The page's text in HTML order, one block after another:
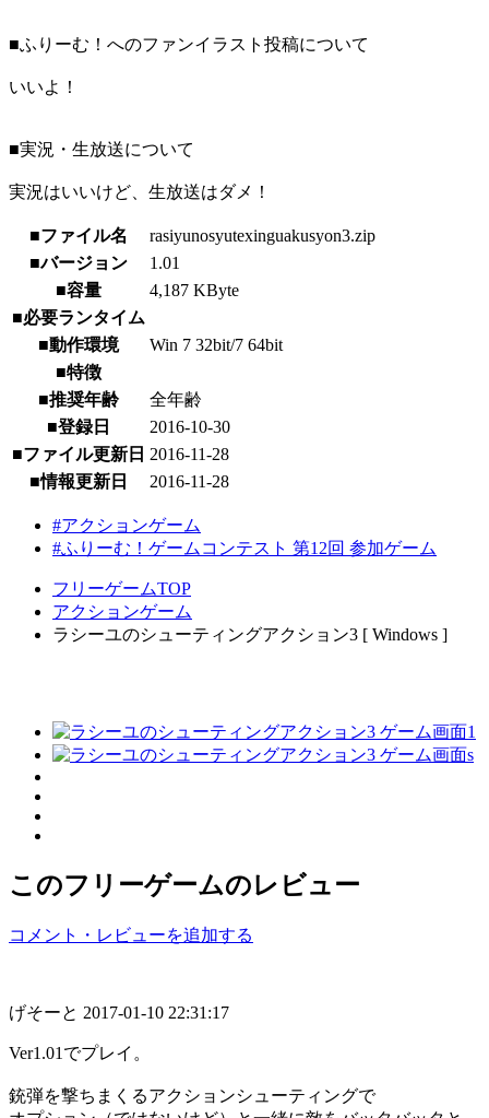
■ふりーむ！へのファンイラスト投稿について
いいよ！
■実況・生放送について
実況はいいけど、生放送はダメ！
■ファイル名
rasiyunosyutexinguakusyon3.zip
■バージョン
1.01
■容量
4,187 KByte
■必要ランタイム
■動作環境
Win 7 32bit/7 64bit
■特徴
■推奨年齢
全年齢
■登録日
2016-10-30
■ファイル更新日 2016-11-28
■情報更新日
2016-11-28
#アクションゲーム
#ふりーむ！ゲームコンテスト 第12回 参加ゲーム
フリーゲームTOP
アクションゲーム
ラシーユのシューティングアクション3 [ Windows ]
このフリーゲームのレビュー
コメント・レビューを追加する
げそーと 2017-01-10 22:31:17
Ver1.01でプレイ。
銃弾を撃ちまくるアクションシューティングで